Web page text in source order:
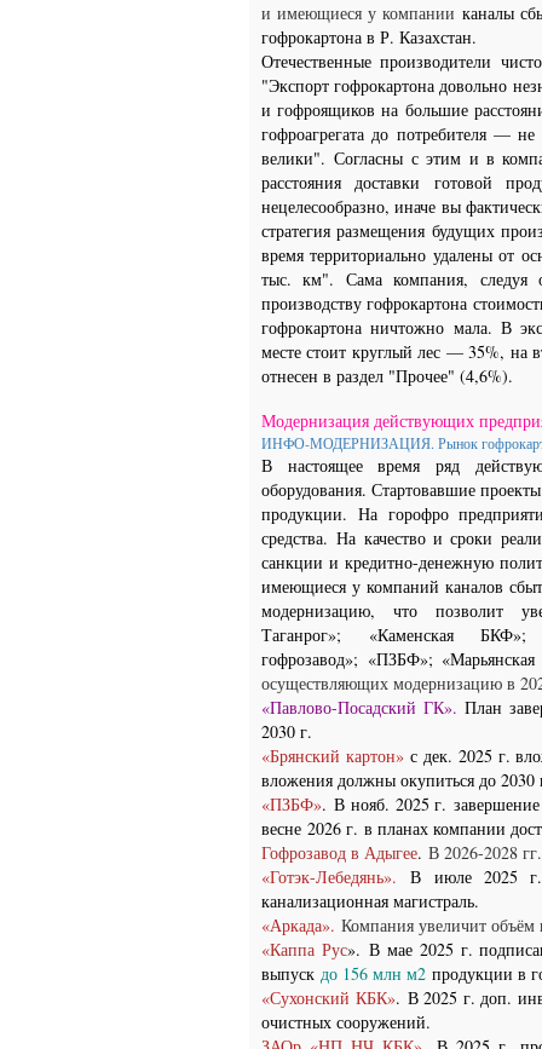
и имеющиеся у компании каналы
гофрокартона в Р. Казахстан.
Отечественные производители
"Экспорт гофрокартона довольно
и гофроящиков на большие
гофроагрегата до потребителя —
велики".Согласны с этим и в
расстояния доставки готовой
нецелесообразно, иначе вы
стратегия размещения будущих
время территориально удалены от
тыс. км". Сама компания, следуя
производству гофрокартона
гофрокартона ничтожно мала. В
месте стоит круглый лес — 35%, на
отнесен в раздел "Прочее" (4,6%).
Модернизация действующих
ИНФО-МОДЕРНИЗАЦИЯ. Рынок
В настоящее время ряд
оборудования. Стартовавшие
продукции.На горофро
средства.На качество и сроки
санкции и кредитно-денежную
имеющиеся у компаний каналов
модернизацию, что позволит
Таганрог»; «Каменская
гофрозавод»; «ПЗБФ»;
осуществляющих модернизацию в
«Павлово-Посадский ГК».План
2030 г.
«Брянский картон»с дек. 2025 г.
вложения должны окупиться до 2030
«ПЗБФ». В нояб. 2025 г.
весне 2026 г. в планах компании
Гофрозавод в Адыгее. В 2026-2028
«Готэк-Лебедянь».В июле 2025 г.
канализационная магистраль.
«Аркада». Компания увеличит
«Каппа Рус». В мае 2025 г.
выпуск до 156 млн м2 продукции в
«Сухонский КБК». В 2025 г. доп.
очистных сооружений.